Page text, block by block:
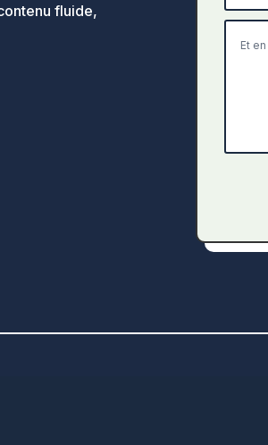
fluide,